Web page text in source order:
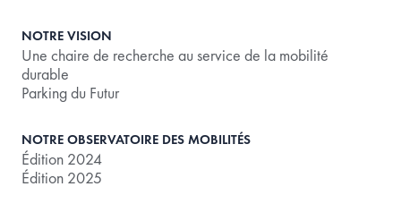
NOTRE VISION
Une chaire de recherche au service de la mobilité
durable
Parking du Futur
NOTRE OBSERVATOIRE DES MOBILITÉS
Édition 2024
Édition 2025